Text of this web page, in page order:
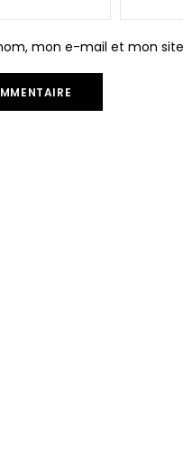
mon e-mail et mon